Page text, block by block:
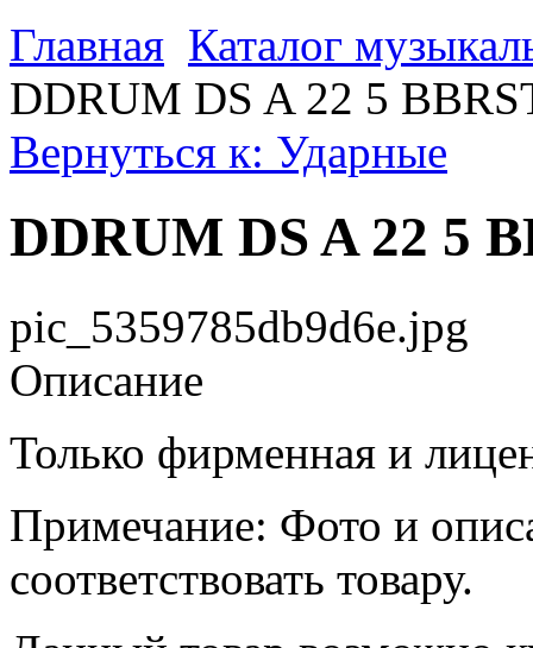
Главная Каталог
DDRUM DS A 22 5
Вернуться к: Ударные
DDRUM DS A 22 5
pic_5359785db9d6e.jpg
Описание
Только фирменная и
Примечание: Фото и
соответствовать товару.